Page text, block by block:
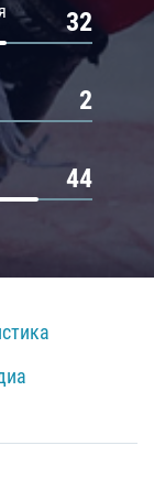
32
2
44